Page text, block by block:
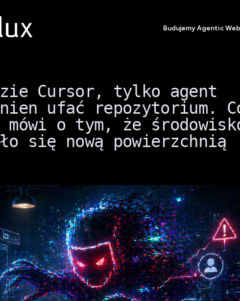
Budujemy Agentic Web
Cursor, tylko agent
ufać repozytorium.
mówi o tym, że
się nową powierzchnią